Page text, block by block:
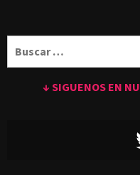
↓ SIGUENOS EN